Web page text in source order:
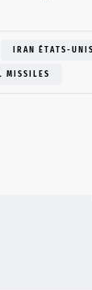
IRAN ÉTATS-UNIS
MISSILES